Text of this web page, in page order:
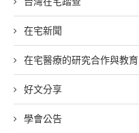
在宅新聞
在宅醫療的研究合作與教育
好文分享
學會公告